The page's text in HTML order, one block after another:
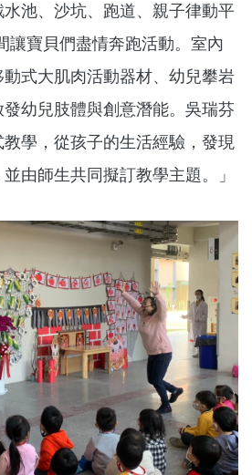
池、沙坑、跑道、親子律動平
讓寶貝們盡情奔跑活動。室內
式大肌肉活動器材、幼兒攀岩
幼兒肢體與創意潛能。吳瑞芬
學，從孩子的生活經驗，發現
由師生共同擬訂教學主題。」